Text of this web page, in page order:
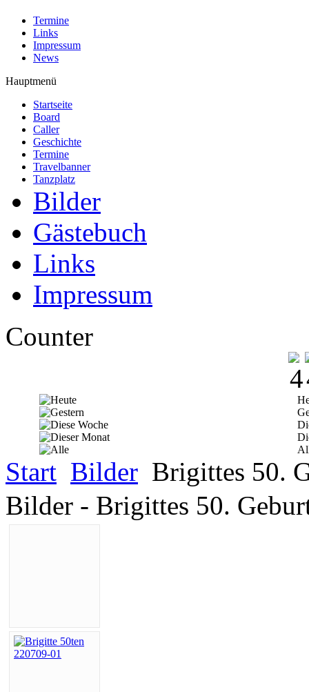
Termine
Links
Impressum
News
Hauptmenü
Startseite
Board
Caller
Geschichte
Termine
Travelbanner
Tanzplatz
Bilder
Gästebuch
Links
Impressum
Counter
Start Bilder Brigittes 50.
Bilder - Brigittes 50.